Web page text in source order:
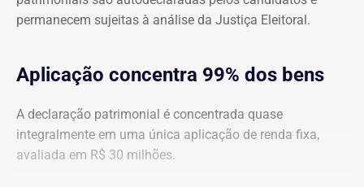
permanecem sujeitas à análise da Justiça Eleitoral.
Aplicação concentra 99% dos bens
A declaração patrimonial é concentrada quase
integralmente em uma única aplicação de renda fixa,
avaliada em R$ 30 milhões.